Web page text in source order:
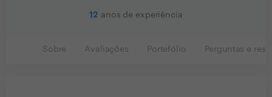
12 anos de experiência
Sobre Avaliações Portefólio Perguntas e